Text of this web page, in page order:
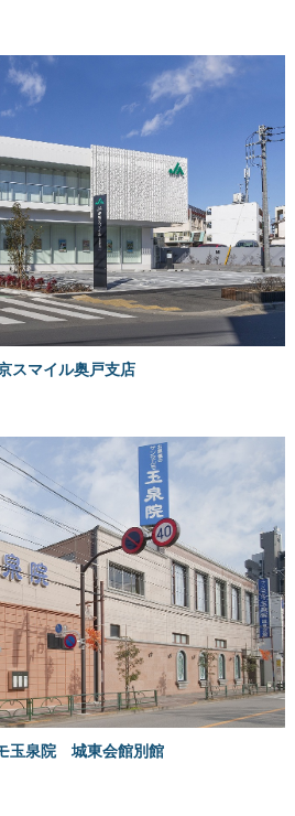
スマイル奥戸支店
玉泉院 城東会館別館